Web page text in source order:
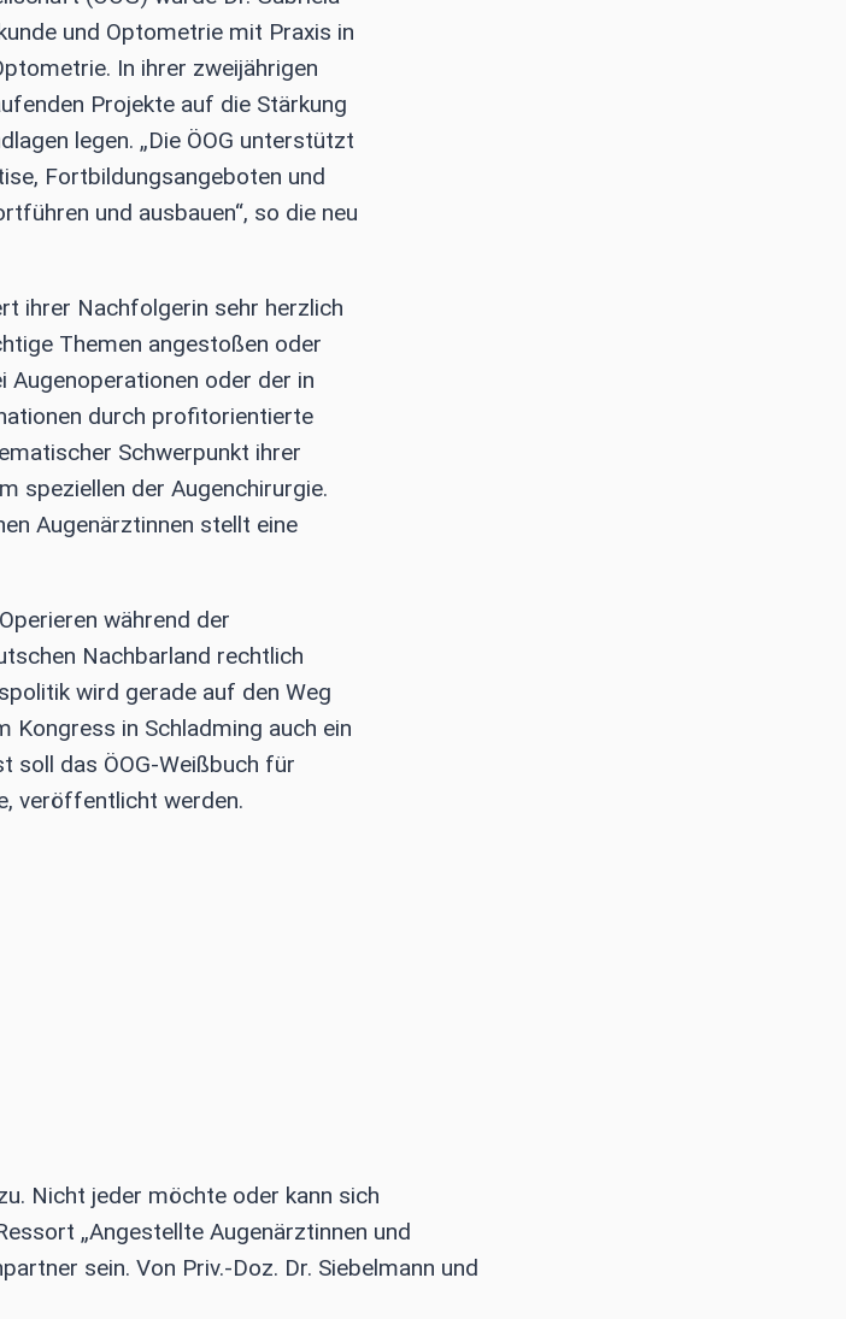
und Optometrie mit Praxis in
In ihrer zweijährigen
Projekte auf die Stärkung
legen. „Die ÖOG unterstützt
Fortbildungsangeboten und
und ausbauen“, so die neu
ihrer Nachfolgerin sehr herzlich
Themen angestoßen oder
oder der in
durch profitorientierte
Schwerpunkt ihrer
speziellen der Augenchirurgie.
Augenärztinnen stellt eine
während der
Nachbarland rechtlich
wird gerade auf den Weg
Kongress in Schladming auch ein
soll das ÖOG-Weißbuch für
veröffentlicht werden.
Nicht jeder möchte oder kann sich
„Angestellte Augenärztinnen und
sein. Von Priv.-Doz. Dr. Siebelmann und